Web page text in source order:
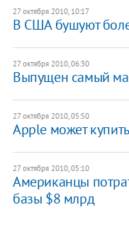
27 октября 2010, 10:17
В США бушуют
27 октября 2010, 06:30
Выпущен самый
27 октября 2010, 05:50
Apple может
27 октября 2010, 05:10
Американцы
базы $8 млрд